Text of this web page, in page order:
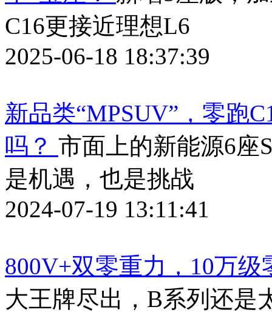
C16更接近理想L6
2025-06-18 18:37:39
新品类“MPSUV”，零跑
吗？ 市面上的新能源6座
是机遇，也是挑战
2024-07-19 13:11:41
800V+双零重力，10万
大王牌尽出，B系列还是